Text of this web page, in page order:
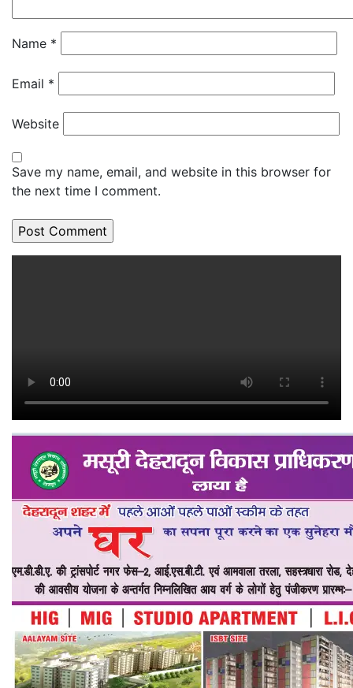
Name *
Email *
Website
Save my name, email, and website in this browser for
the next time I comment.